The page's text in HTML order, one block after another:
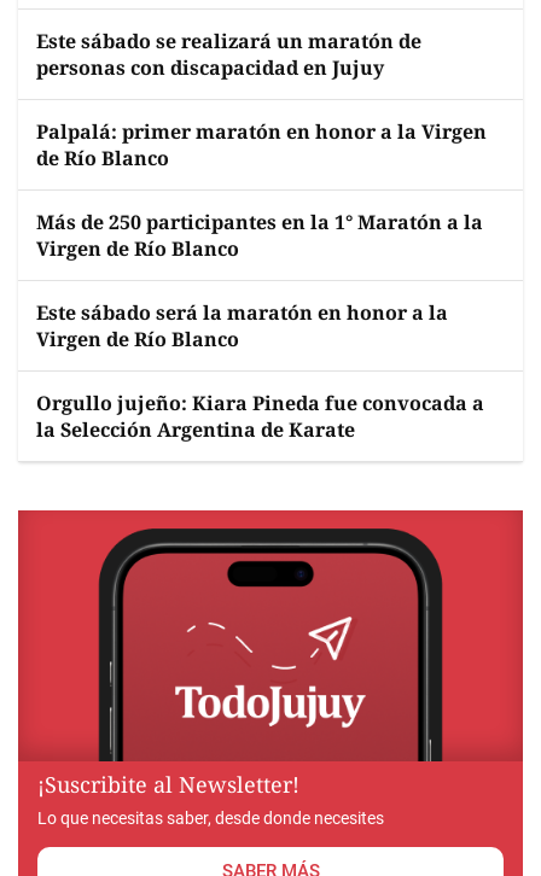
Este sábado se realizará un maratón de
personas con discapacidad en Jujuy
Palpalá: primer maratón en honor a la Virgen
de Río Blanco
Más de 250 participantes en la 1° Maratón a la
Virgen de Río Blanco
Este sábado será la maratón en honor a la
Virgen de Río Blanco
Orgullo jujeño: Kiara Pineda fue convocada a
la Selección Argentina de Karate
¡Suscribite al Newsletter!
Lo que necesitas saber, desde donde necesites
SABER MÁS